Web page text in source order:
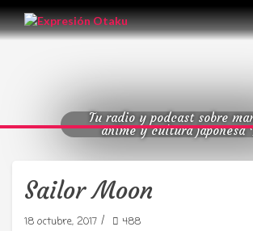
Tu radio y podcast sobre
anime y cultura japonesa
Sailor Moon
18 octubre, 2017 / 488